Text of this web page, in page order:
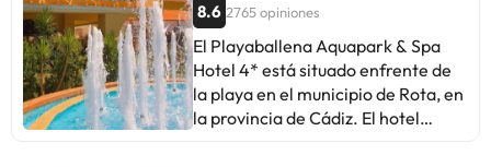
8.6 2765 opiniones
El Playaballena Aquapark & Spa
Hotel 4* está situado enfrente de
la playa en el municipio de Rota, en
la provincia de Cádiz. El hotel